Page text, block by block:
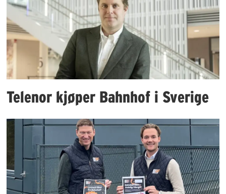
Telenor kjøper Bahnhof i Sverige